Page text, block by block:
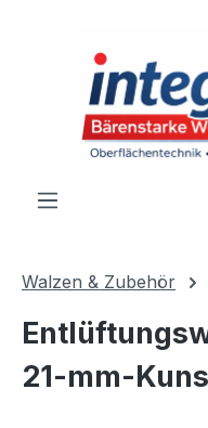
Walzen & Zubehör
21-mm-